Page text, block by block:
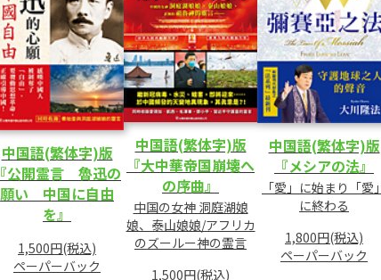
中国語(繁体字)版
『公開霊言 魯迅の
願い 中国に自由
を』
1,500円(税込)
ペーパーバック
中国語(繁体字)版
『大中華帝国崩壊へ
の序曲』
中国の女神 洞庭湖娘
娘、泰山娘娘/アフリカ
のズールー神の霊言
1,500円(税込)
中国語(繁体字)版
『メシアの法』
「愛」に始まり「愛」
に終わる
1,800円(税込)
ペーパーバック